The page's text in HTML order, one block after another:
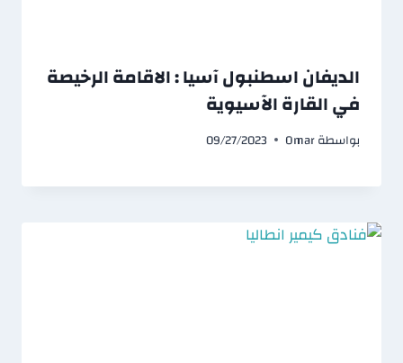
الديفان اسطنبول آسيا : الاقامة الرخيصة
في القارة الآسيوية
بواسطةOmar
09/27/2023